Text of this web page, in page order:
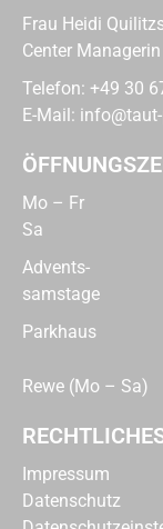
Frau Heidi
Center Managerin
Telefon: +49 30
E-Mail:
Mo – Fr
Sa
Advents­
samstage
Parkhaus
Rewe (Mo – Sa)
Impressum
Datenschutz